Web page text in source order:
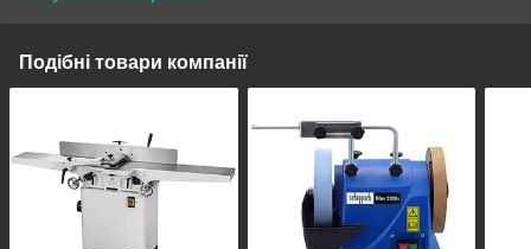
Подібні товари компанії